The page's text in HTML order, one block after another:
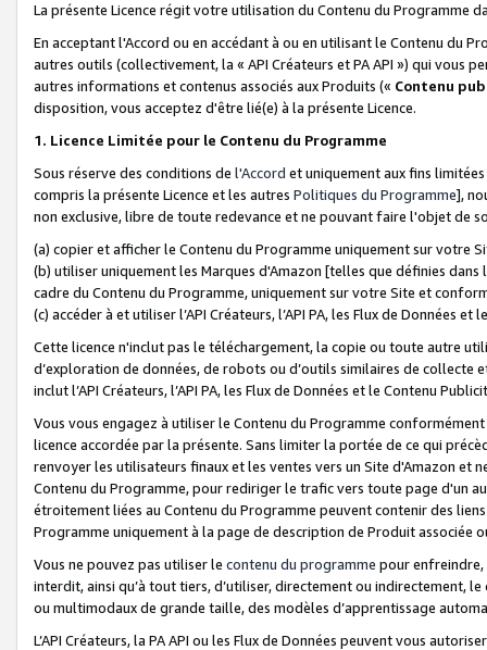
La présente Licence régit votre utilisation du Contenu du Programme
En acceptant l'Accord ou en accédant à ou en utilisant le Contenu du
autres outils (collectivement, la « API Créateurs et PA API ») qui vous
autres informations et contenus associés aux Produits (« Contenu
disposition, vous acceptez d'être lié(e) à la présente Licence.
1. Licence Limitée pour le Contenu du Programme
Sous réserve des conditions de l'Accord et uniquement aux fins
compris la présente Licence et les autres Politiques du Programme],
non exclusive, libre de toute redevance et ne pouvant faire l'objet de
(a) copier et afficher le Contenu du Programme uniquement sur votre
(b) utiliser uniquement les Marques d'Amazon [telles que définies dans
cadre du Contenu du Programme, uniquement sur votre Site et
(c) accéder à et utiliser l’API Créateurs, l’API PA, les Flux de Données
Cette licence n'inclut pas le téléchargement, la copie ou toute autre
d’exploration de données, de robots ou d’outils similaires de
inclut l’API Créateurs, l’API PA, les Flux de Données et le Contenu
Vous vous engagez à utiliser le Contenu du Programme
licence accordée par la présente. Sans limiter la portée de ce qui
renvoyer les utilisateurs finaux et les ventes vers un Site d'Amazon et
Contenu du Programme, pour rediriger le trafic vers toute page d'un
étroitement liées au Contenu du Programme peuvent contenir des
Programme uniquement à la page de description de Produit associée
Vous ne pouvez pas utiliser le contenu du programme pour
interdit, ainsi qu’à tout tiers, d’utiliser, directement ou indirectement,
ou multimodaux de grande taille, des modèles d’apprentissage
L’API Créateurs, la PA API ou les Flux de Données peuvent vous